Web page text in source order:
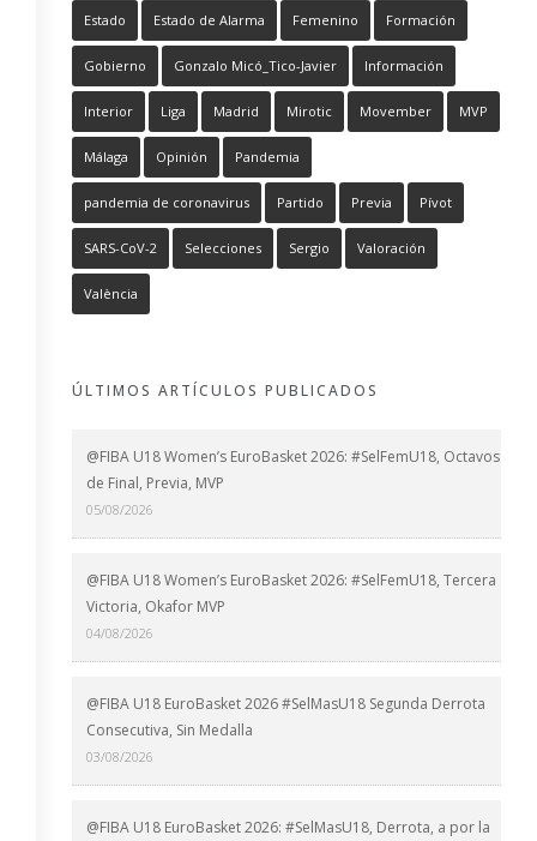
Estado Estado de Alarma Femenino Formación
Gobierno Gonzalo Micó_Tico-Javier Información
Interior Liga Madrid Mirotic Movember MVP
Málaga Opinión Pandemia
pandemia de coronavirus Partido Previa Pívot
SARS-CoV-2 Selecciones Sergio Valoración
València
ÚLTIMOS ARTÍCULOS PUBLICADOS
@FIBA U18 Women’s EuroBasket 2026: #SelFemU18, Octavos
de Final, Previa, MVP
05/08/2026
@FIBA U18 Women’s EuroBasket 2026: #SelFemU18, Tercera
Victoria, Okafor MVP
04/08/2026
@FIBA U18 EuroBasket 2026 #SelMasU18 Segunda Derrota
Consecutiva, Sin Medalla
03/08/2026
@FIBA U18 EuroBasket 2026: #SelMasU18, Derrota, a por la